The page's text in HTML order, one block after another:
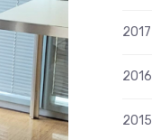
2017
2016
2015